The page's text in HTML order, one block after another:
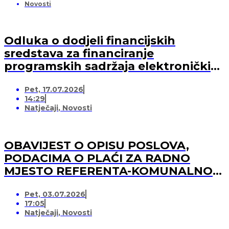
Novosti
Odluka o dodjeli financijskih
sredstava za financiranje
programskih sadržaja elektroničkih
medijskih usluga)
Pet, 17.07.2026
14:29
Natječaji, Novosti
OBAVIJEST O OPISU POSLOVA,
PODACIMA O PLAĆI ZA RADNO
MJESTO REFERENTA-KOMUNALNOG
Pet, 03.07.2026
17:05
Natječaji, Novosti